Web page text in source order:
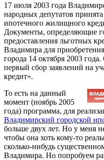
17 июля 2003 года
народных депутатов
ипотечного жилищного
Документы, определяющие
предоставления льготных
Владимира для
города 14 октября 2003
первый сбор заявлений на
кредит».
То есть на данный
момент (ноябрь 2005
года) программа, для
Владимирский городской
больше двух лет. Но у меня
чтобы она хоть кому-то
сколько-нибудь
Владимира. Но попробуем